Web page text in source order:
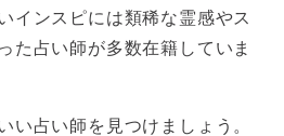
インスピには類稀な霊感やス
た占い師が多数在籍していま
い占い師を見つけましょう。